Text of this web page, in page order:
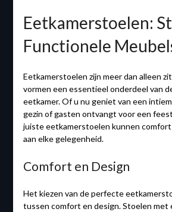
Eetkamerstoelen:
Functionele
Eetkamerstoelen zijn meer dan alleen
vormen een essentieel onderdeel van
eetkamer. Of u nu geniet van een
gezin of gasten ontvangt voor een
juiste eetkamerstoelen kunnen
aan elke gelegenheid.
Comfort en Design
Het kiezen van de perfecte
tussen comfort en design. Stoelen met